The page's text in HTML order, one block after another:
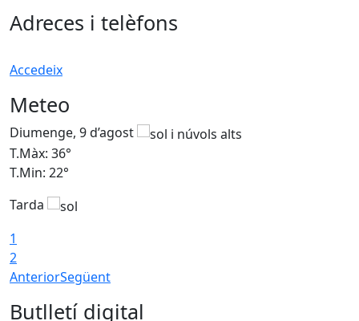
Adreces i telèfons
Accedeix
Meteo
Diumenge, 9 d’agost
T.Màx: 36°
T.Min: 22°
Tarda
1
2
AnteriorSegüent
Butlletí digital